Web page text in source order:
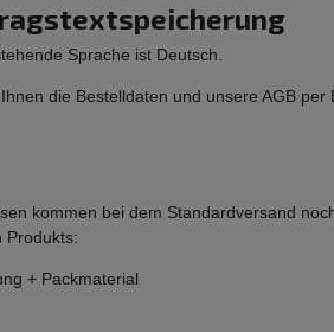
Sprache ist Deutsch.
die Bestelldaten und unsere AGB
kommen bei dem Standardversand
Produkts:
+ Packmaterial